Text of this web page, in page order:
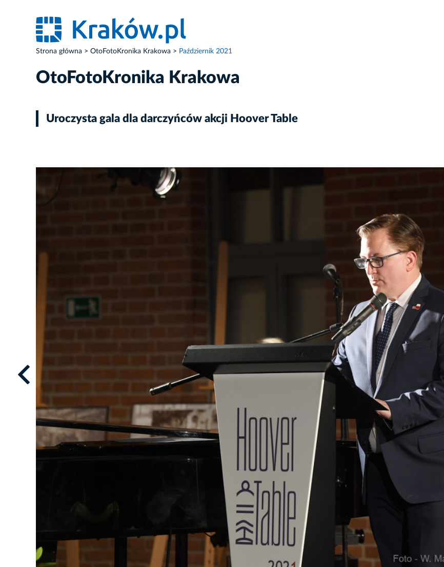
Strona główna OtoFotoKronika Krakowa Październik 2021
OtoFotoKronika Krakowa
Uroczysta gala dla darczyńców akcji Hoover Table